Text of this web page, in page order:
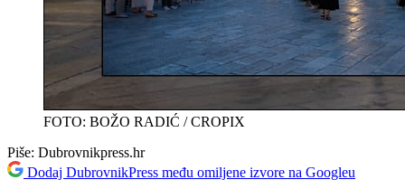
FOTO: BOŽO RADIĆ / CROPIX
Piše: Dubrovnikpress.hr
Dodaj DubrovnikPress među omiljene izvore na Googleu